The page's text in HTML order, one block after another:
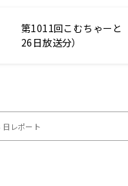
第1011回こむちゃーと
26日放送分）
日レポート